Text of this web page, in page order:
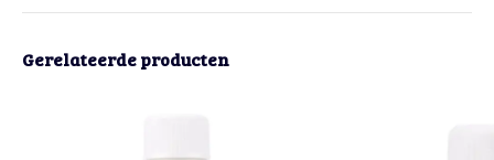
Gerelateerde producten